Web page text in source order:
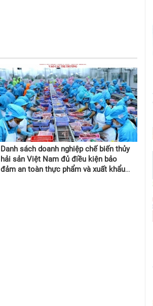
Danh sách doanh nghiệp chế biến thủy
hải sản Việt Nam đủ điều kiện bảo
đảm an toàn thực phẩm và xuất khẩu